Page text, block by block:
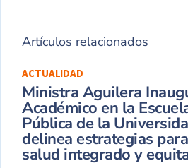
Artículos relacionados
ACTUALIDAD
Ministra Aguilera
Académico en la
Pública de la
delinea estrategias
salud integrado y